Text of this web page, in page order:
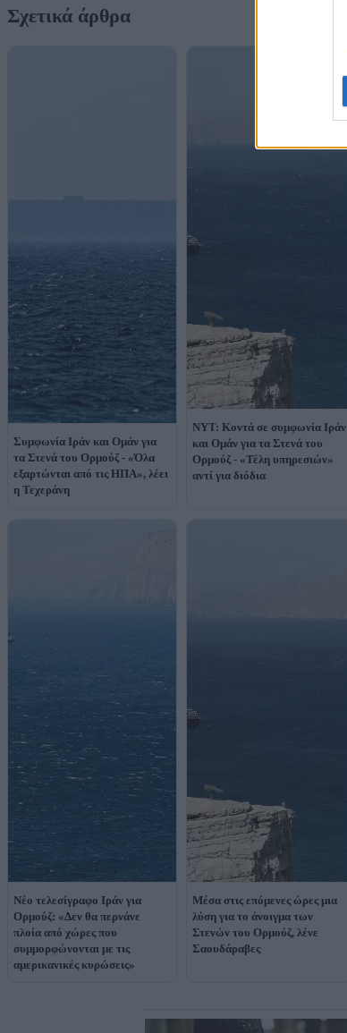
Σχετικά άρθρα
Συμφωνία Ιράν και Ομάν για
τα Στενά του Ορμούζ - «Όλα
εξαρτώνται από τις ΗΠΑ», λέει
η Τεχεράνη
NYT: Κοντά σε συμφωνία Ιράν
και Ομάν για τα Στενά του
Ορμούζ - «Τέλη υπηρεσιών»
αντί για διόδια
Νέο τελεσίγραφο Ιράν για
Ορμούζ: «Δεν θα περνάνε
πλοία από χώρες που
συμμορφώνονται με τις
αμερικανικές κυρώσεις»
Μέσα στις επόμενες ώρες μια
λύση για το άνοιγμα των
Στενών του Ορμούζ, λένε
Σαουδάραβες